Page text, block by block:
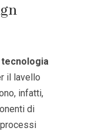
tecnologia
il lavello
infatti,
di